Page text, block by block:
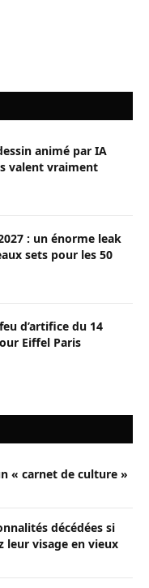
animé par IA
valent vraiment
: un énorme leak
sets pour les 50
d’artifice du 14
Eiffel Paris
« carnet de culture »
décédées si
leur visage en vieux